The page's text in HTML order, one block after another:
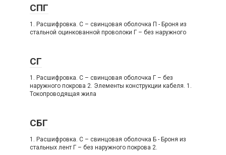
СПГ
1. Расшифровка. C – свинцовая оболочка П - Броня из
стальной оцинкованной проволоки Г – без наружного
СГ
1. Расшифровка. C – свинцовая оболочка Г – без
наружного покрова 2. Элементы конструкции кабеля. 1.
Токопроводящая жила
СБГ
1. Расшифровка. C – свинцовая оболочка Б - Броня из
стальных лент Г – без наружного покрова 2.